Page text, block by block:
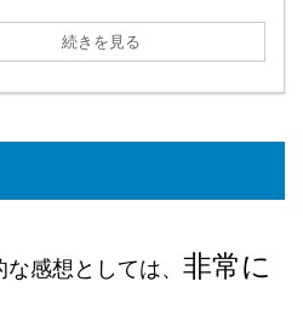
続きを見る
感想としては、 非常に